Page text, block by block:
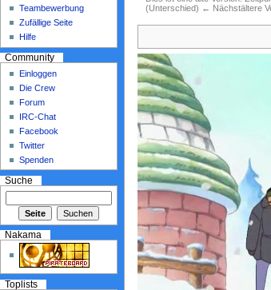
(Unterschied) ← Nächstältere
Teambewerbung
Zufällige Seite
Hilfe
Community
Einloggen
Die Crew
Forum
IRC-Chat
Facebook
Twitter
Spenden
Suche
Nakama
Toplists